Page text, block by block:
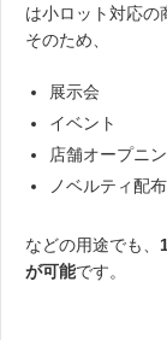
は小ロット対応の
そのため、
展示会
イベント
店舗オープニ
ノベルティ配布
などの用途でも、
が可能です。